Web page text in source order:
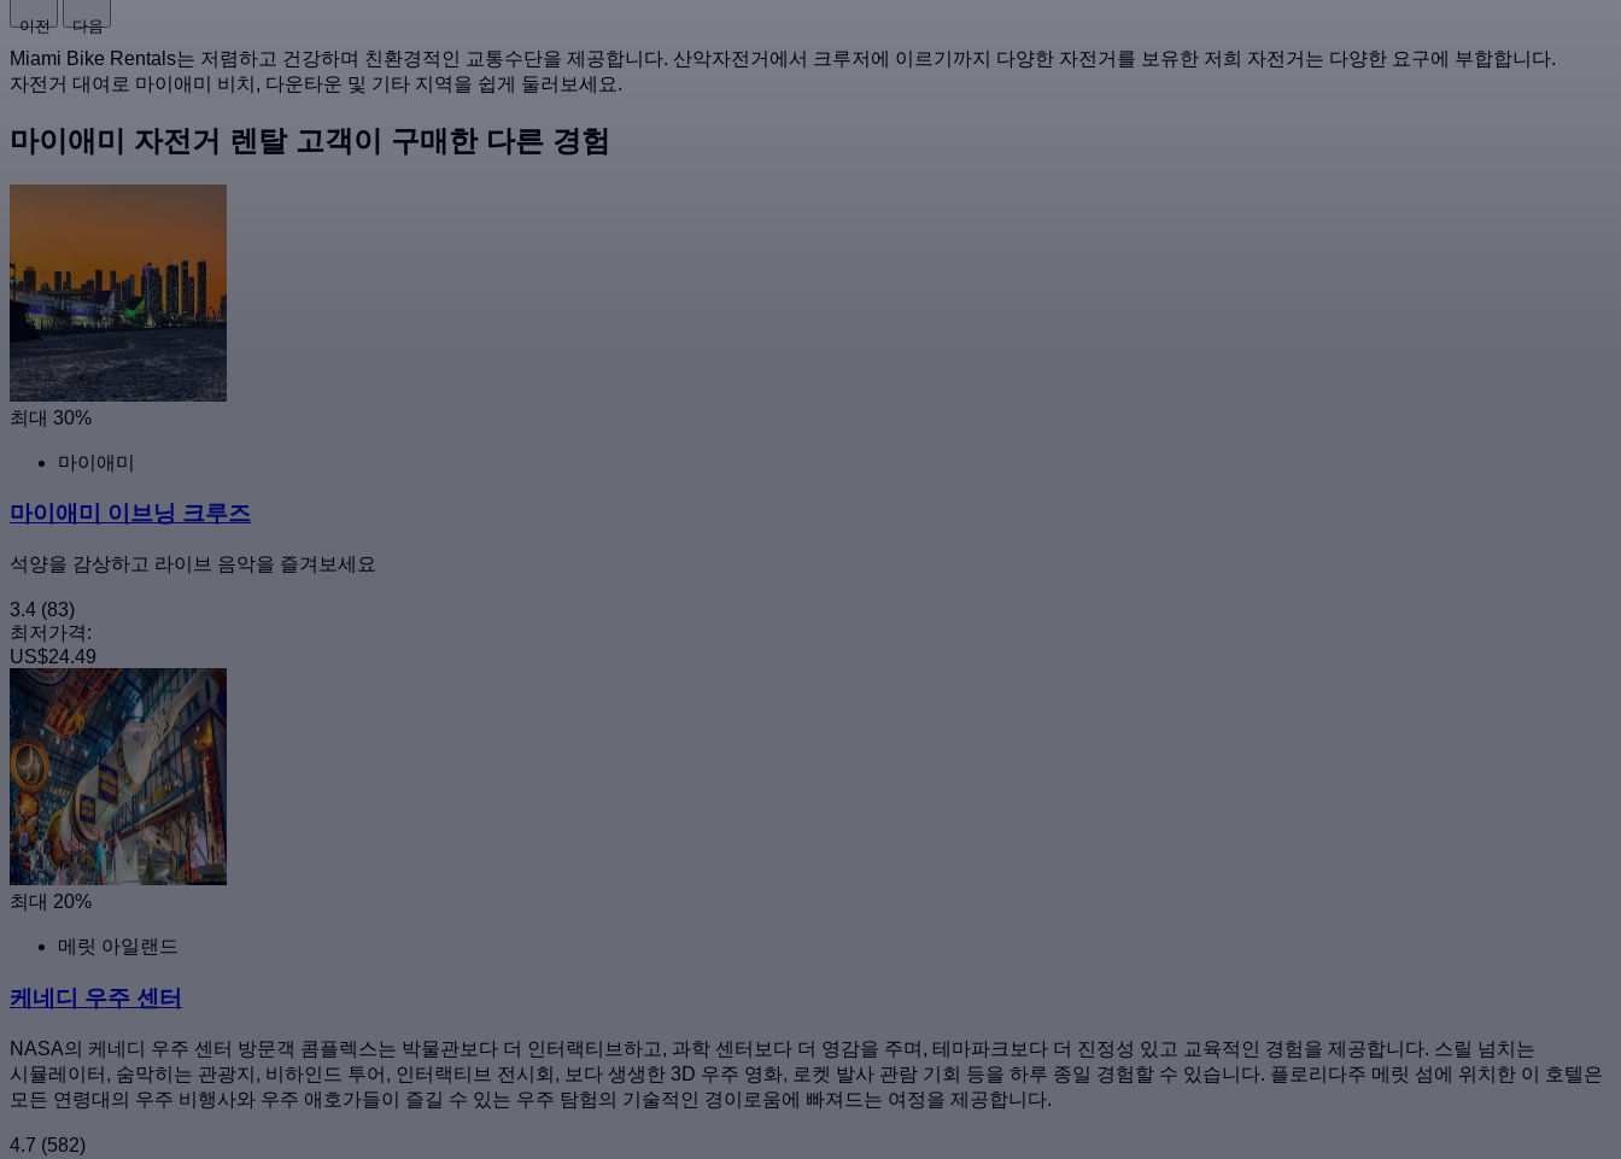
이전 다음
Miami Bike Rentals는 저렴하고 건강하며 친환경적인 교통수단을 제공합니다. 산악자전거에서 크루저에 이르기까지 다양한 자전거를 보유한 저희 자전거는 다양한 요구에 부합합니다.
자전거 대여로 마이애미 비치, 다운타운 및 기타 지역을 쉽게 둘러보세요.
마이애미 자전거 렌탈 고객이 구매한 다른 경험
최대 30%
마이애미
마이애미 이브닝 크루즈
석양을 감상하고 라이브 음악을 즐겨보세요
3.4 (83)
최저가격:
US$24.49
최대 20%
메릿 아일랜드
케네디 우주 센터
NASA의 케네디 우주 센터 방문객 콤플렉스는 박물관보다 더 인터랙티브하고, 과학 센터보다 더 영감을 주며, 테마파크보다 더 진정성 있고 교육적인 경험을 제공합니다. 스릴 넘치는
시뮬레이터, 숨막히는 관광지, 비하인드 투어, 인터랙티브 전시회, 보다 생생한 3D 우주 영화, 로켓 발사 관람 기회 등을 하루 종일 경험할 수 있습니다. 플로리다주 메릿 섬에 위치한 이 호텔은
모든 연령대의 우주 비행사와 우주 애호가들이 즐길 수 있는 우주 탐험의 기술적인 경이로움에 빠져드는 여정을 제공합니다.
4.7 (582)